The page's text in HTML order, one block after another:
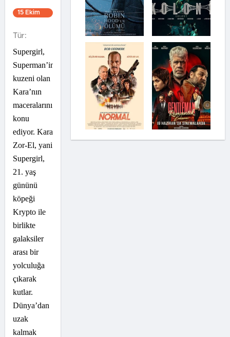
15 Ekim
Tür:
Supergirl,
Superman’in
kuzeni olan
Kara’nın
maceralarını
konu
ediyor. Kara
Zor-El, yani
Supergirl,
21. yaş
gününü
köpeği
Krypto ile
birlikte
galaksiler
arası bir
yolculuğa
çıkarak
kutlar.
Dünya’dan
uzak
kalmak